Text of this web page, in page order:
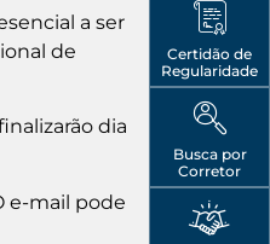
Certidão de
Regularidade
Busca por
Corretor
a ser
de
dia
e-mail pode